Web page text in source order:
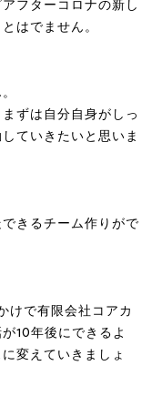
フターコロナの新し
はでません。
ずは自分自身がしっ
ていきたいと思いま
きるチーム作りがで
けで有限会社コアカ
10年後にできるよ
変えていきましょ